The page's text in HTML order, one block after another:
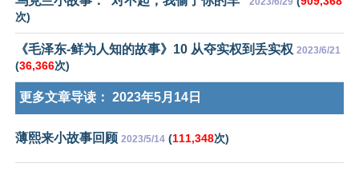
次)
《毛泽东-鲜为人知的故事》10 从夺实权到丢实权 2023/6/21
(36,366次)
更多文章导读： 2023年5月14日
薄熙来小故事回顾 2023/5/14 (111,348次)